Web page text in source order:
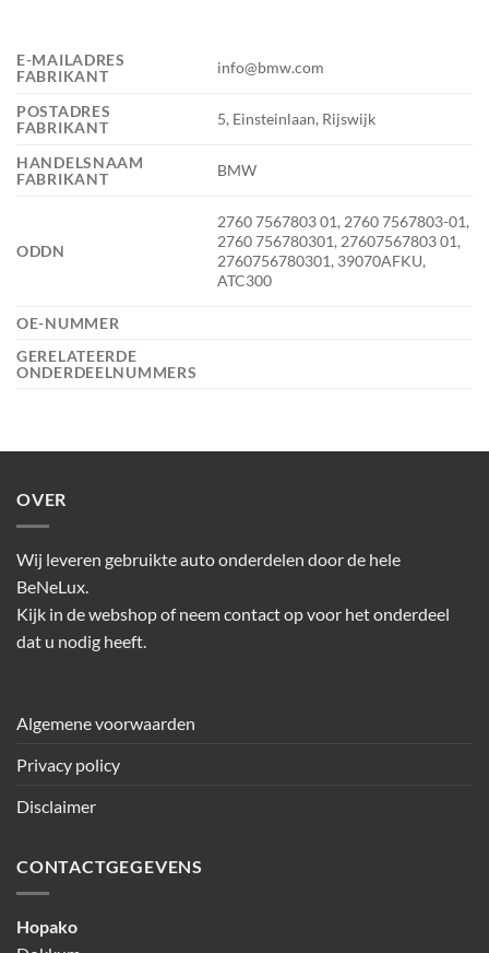
E-MAILADRES
FABRIKANT
info@bmw.com
POSTADRES
FABRIKANT
5, Einsteinlaan, Rijswijk
HANDELSNAAM
FABRIKANT
BMW
ODDN
2760 7567803 01, 2760 7567803-01,
2760 756780301, 27607567803 01,
2760756780301, 39070AFKU,
ATC300
OE-NUMMER
GERELATEERDE
ONDERDEELNUMMERS
OVER
Wij leveren gebruikte auto onderdelen door de hele
BeNeLux.
Kijk in de webshop of neem contact op voor het onderdeel
dat u nodig heeft.
Algemene voorwaarden
Privacy policy
Disclaimer
CONTACTGEGEVENS
Hopako